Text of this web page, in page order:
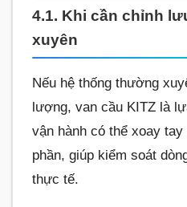
4.1. Khi cần chỉnh
xuyên
Nếu hệ thống thường
lượng, van cầu KITZ là
vận hành có thể xoay
phần, giúp kiểm soát
thực tế.